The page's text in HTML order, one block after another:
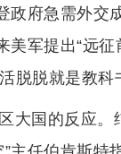
政府急需外交
军提出“远征
脱就是教科
大国的反应。